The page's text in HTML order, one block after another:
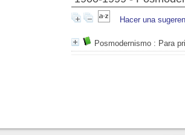
Hacer una
Posmodernismo : Para